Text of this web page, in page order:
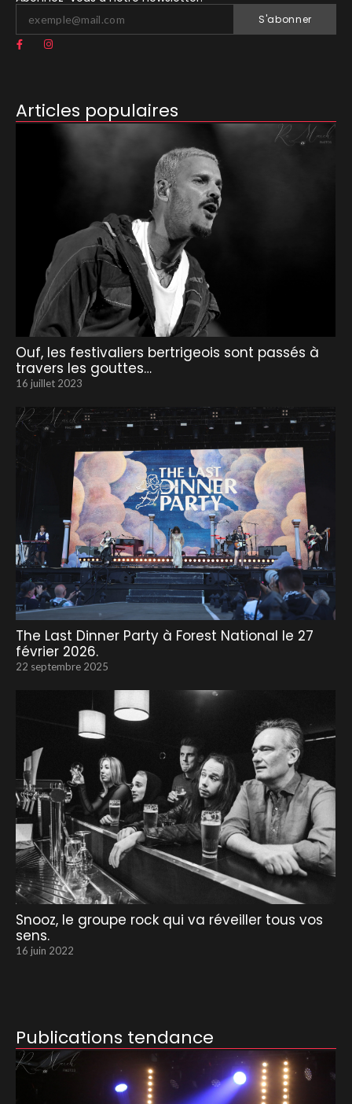
S'abonner
Articles populaires
Ouf, les festivaliers bertrigeois sont passés à
travers les gouttes…
16 juillet 2023
The Last Dinner Party à Forest National le 27
février 2026.
22 septembre 2025
Snooz, le groupe rock qui va réveiller tous vos
sens.
16 juin 2022
Publications tendance